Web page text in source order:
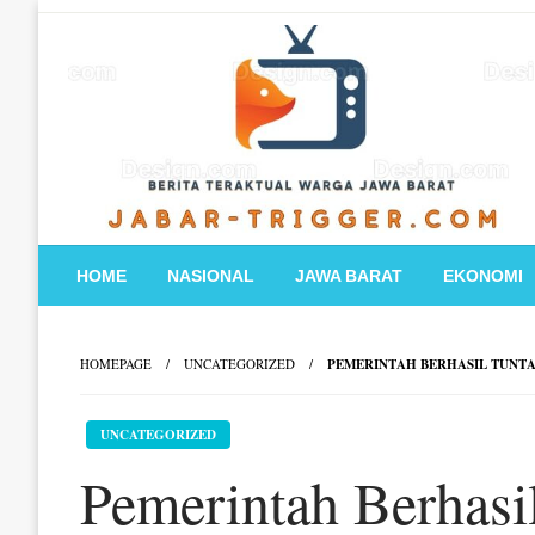
HOME NASIONAL JAWA BARAT EKONOMI
HOMEPAGE UNCATEGORIZED PEMERINTAH BERHASIL
UNCATEGORIZED
Pemerintah